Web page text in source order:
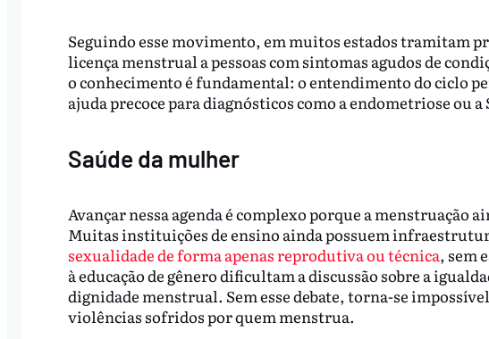
Seguindo esse movimento, em muitos estados tramitam
licença menstrual a pessoas com sintomas agudos de
o conhecimento é fundamental: o entendimento do ciclo
ajuda precoce para diagnósticos como a endometriose ou
Saúde da mulher
Avançar nessa agenda é complexo porque a menstruação
Muitas instituições de ensino ainda possuem
sexualidade de forma apenas reprodutiva ou técnica, sem
à educação de gênero dificultam a discussão sobre a
dignidade menstrual. Sem esse debate, torna-se
violências sofridos por quem menstrua.